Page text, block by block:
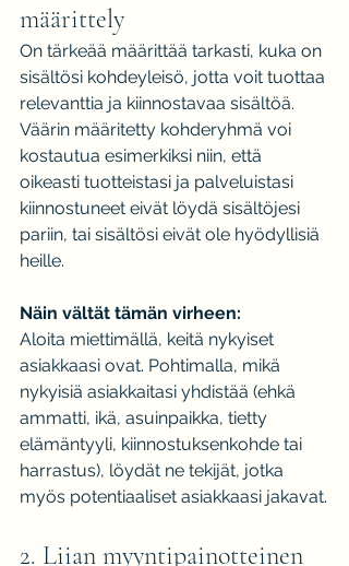
määrittely
On tärkeää määrittää tarkasti, kuka on
sisältösi kohdeyleisö, jotta voit tuottaa
relevanttia ja kiinnostavaa sisältöä.
Väärin määritetty kohderyhmä voi
kostautua esimerkiksi niin, että
oikeasti tuotteistasi ja palveluistasi
kiinnostuneet eivät löydä sisältöjesi
pariin, tai sisältösi eivät ole hyödyllisiä
heille.
Näin vältät tämän virheen:
Aloita miettimällä, keitä nykyiset
asiakkaasi ovat. Pohtimalla, mikä
nykyisiä asiakkaitasi yhdistää (ehkä
ammatti, ikä, asuinpaikka, tietty
elämäntyyli, kiinnostuksenkohde tai
harrastus), löydät ne tekijät, jotka
myös potentiaaliset asiakkaasi jakavat.
2. Liian myyntipainotteinen